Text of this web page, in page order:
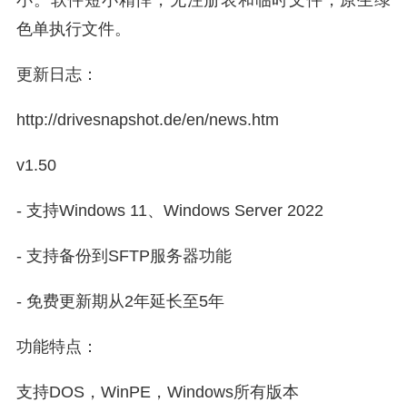
色单执行文件。
更新日志：
http://drivesnapshot.de/en/news.htm
v1.50
- 支持Windows 11、Windows Server 2022
- 支持备份到SFTP服务器功能
- 免费更新期从2年延长至5年
功能特点：
支持DOS，WinPE，Windows所有版本